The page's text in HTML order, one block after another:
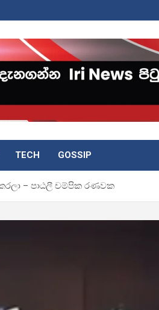
TECH GOSSIP
– පාඨලී චම්පික රණවක